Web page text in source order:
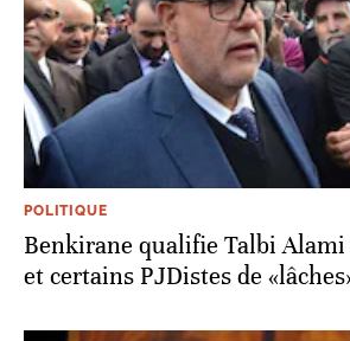
POLITIQUE
Benkirane qualifie Talbi Alami
et certains PJDistes de